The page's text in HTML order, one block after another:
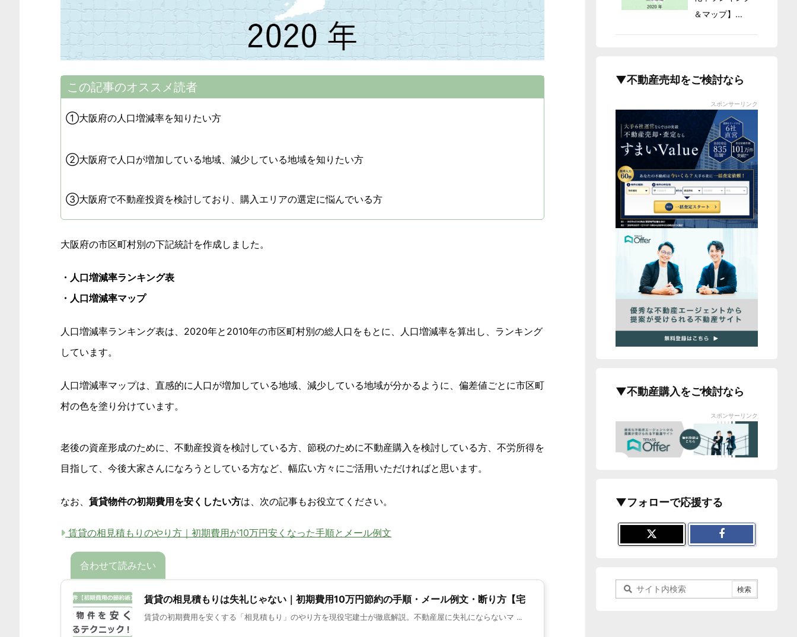
この記事のオススメ読者
①大阪府の人口増減率を知りたい方
②大阪府で人口が増加している地域、減少している地域を知りたい方
③大阪府で不動産投資を検討しており、購入エリアの選定に悩んでいる方
大阪府の市区町村別の下記統計を作成しました。
・人口増減率ランキング表
・人口増減率マップ
人口増減率ランキング表は、2020年と2010年の市区町村別の総人口をもとに、人口増減率を算出し、ランキング
しています。
人口増減率マップは、直感的に人口が増加している地域、減少している地域が分かるように、偏差値ごとに市区町
村の色を塗り分けています。
老後の資産形成のために、不動産投資を検討している方、節税のために不動産購入を検討している方、不労所得を
目指して、今後大家さんになろうとしている方など、幅広い方々にご活用いただければと思います。
なお、 賃貸物件の初期費用を安くしたい方は、次の記事もお役立てください。
賃貸の相見積もりのやり方｜初期費用が10万円安くなった手順とメール例文
賃貸の相見積もりは失礼じゃない｜初期費用10万円節約の手順・メール例文・断り方【宅
賃貸の初期費用を安くする「相見積もり」のやり方を現役宅建士が徹底解説。不動産屋に失礼にならないマ ...
＆マップ】...
▼不動産売却をご検討なら
スポンサーリンク
▼不動産購入をご検討なら
スポンサーリンク
▼フォローで応援する